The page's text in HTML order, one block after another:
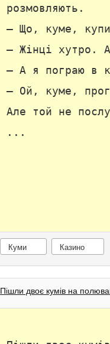
розмовляють.
— Що, куме,
— Жінці хутро.
— А я пограю в
— Ой, куме,
Але той не
...
Куми Казино
Пішли двоє кумів на